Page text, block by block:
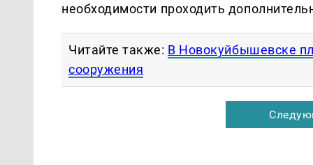
необходимости проходить
Читайте также: В Новокуйбышевске
сооружения